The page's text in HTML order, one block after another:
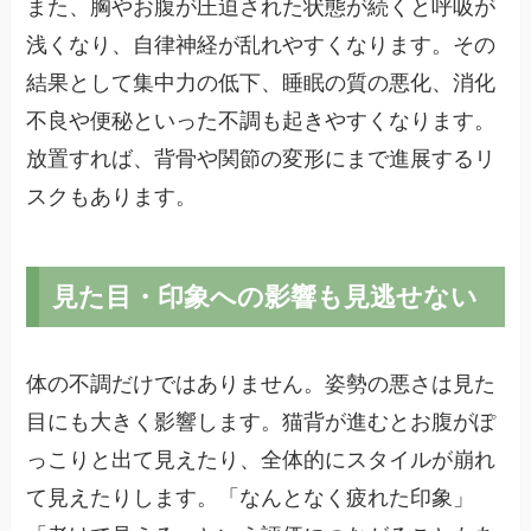
また、胸やお腹が圧迫された状態が続くと呼吸が
浅くなり、自律神経が乱れやすくなります。その
結果として集中力の低下、睡眠の質の悪化、消化
不良や便秘といった不調も起きやすくなります。
放置すれば、背骨や関節の変形にまで進展するリ
スクもあります。
見た目・印象への影響も見逃せない
体の不調だけではありません。姿勢の悪さは見た
目にも大きく影響します。猫背が進むとお腹がぽ
っこりと出て見えたり、全体的にスタイルが崩れ
て見えたりします。「なんとなく疲れた印象」